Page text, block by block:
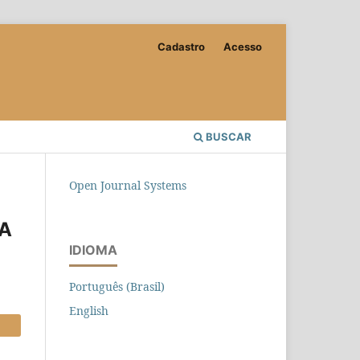
BUSCAR
Cadastro Acesso
Open Journal Systems
IDIOMA
Português (Brasil)
English